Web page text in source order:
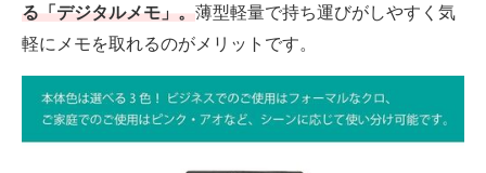
釣り具・釣り用品 食品・飲料・お酒
食器・グラス・カトラリー
メディア
る「デジタルメモ」。薄型軽量で持ち運びがしやすく気
軽にメモを取れるのがメリットです。